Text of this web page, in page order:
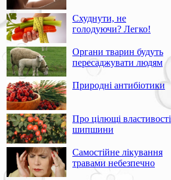
Схуднути, не
голодуючи? Легко!
Органи тварин будуть
пересаджувати людям
Природні антибіотики
Про цілющі властивості
шипшини
Самостійне лікування
травами небезпечно